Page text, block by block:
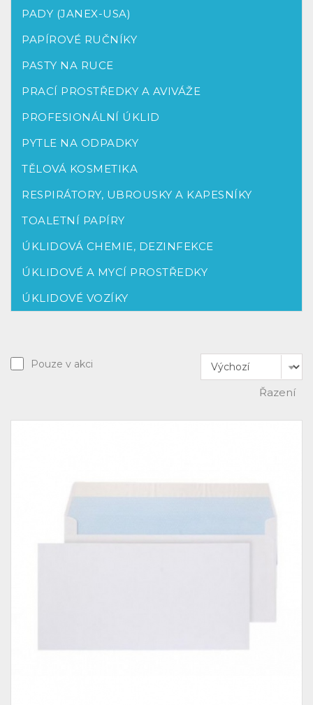
PADY (JANEX-USA)
PAPÍROVÉ RUČNÍKY
PASTY NA RUCE
PRACÍ PROSTŘEDKY A AVIVÁŽE
PROFESIONÁLNÍ ÚKLID
PYTLE NA ODPADKY
TĚLOVÁ KOSMETIKA
RESPIRÁTORY, UBROUSKY A KAPESNÍKY
TOALETNÍ PAPÍRY
ÚKLIDOVÁ CHEMIE, DEZINFEKCE
ÚKLIDOVÉ A MYCÍ PROSTŘEDKY
ÚKLIDOVÉ VOZÍKY
Pouze v akci
Řazení